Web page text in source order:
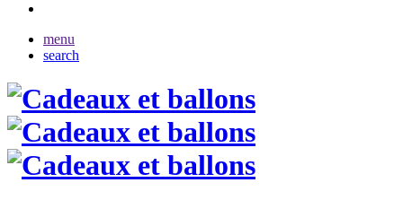
menu
search